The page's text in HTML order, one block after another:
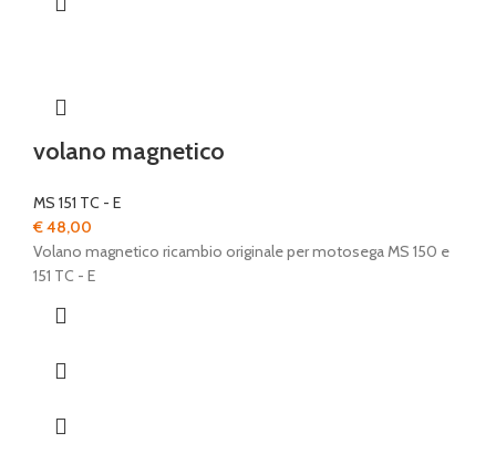
volano magnetico
MS 151 TC - E
€48,00
Volano magnetico ricambio originale per motosega MS 150 e
151 TC - E